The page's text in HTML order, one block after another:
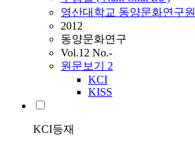
영산대학교 동양문화연구원
2012
동양문화연구
Vol.12 No.-
원문보기 2
KCI
KISS
KCI등재